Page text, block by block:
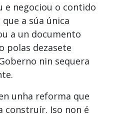
e negociou o contido
a súa única
a un documento
polas dezasete
nin sequera
unha reforma que
construír. Iso non é